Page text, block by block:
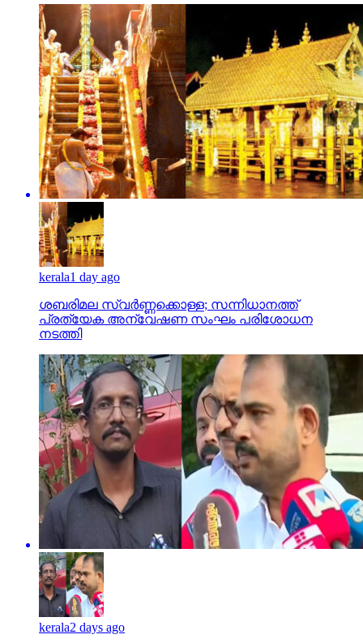
kerala1 day ago
ശബരിമല സ്വര്‍ണ്ണക്കൊള്ള; സന്നിധാനത്ത്
പ്രത്യേക അന്വേഷണ സംഘം പരിശോധന
നടത്തി
kerala2 days ago